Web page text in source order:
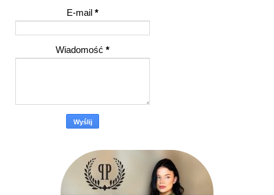
E-mail *
Wiadomość *